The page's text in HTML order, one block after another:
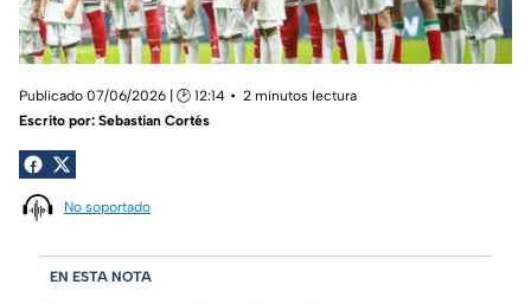
Publicado 07/06/2026 | 🕑 12:14
2 minutos lectura
Escrito por: Sebastian Cortés
No soportado
EN ESTA NOTA